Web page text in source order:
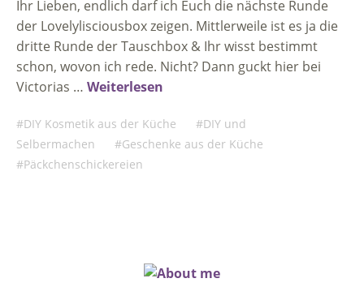
Ihr Lieben, endlich darf ich Euch die nächste Runde
der Lovelylisciousbox zeigen. Mittlerweile ist es ja die
dritte Runde der Tauschbox & Ihr wisst bestimmt
schon, wovon ich rede. Nicht? Dann guckt hier bei
Victorias … Weiterlesen
DIY Kosmetik aus der Küche
DIY und
Selbermachen
Geschenke aus der Küche
Päckchenschickereien